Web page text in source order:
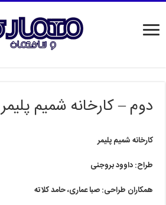
دوم – کارخانه شمیم پلیمر
کارخانه شمیم پلیمر
طراح: داوود بروجنی
همکاران طراحی: صبا عماری، حامد کلاته